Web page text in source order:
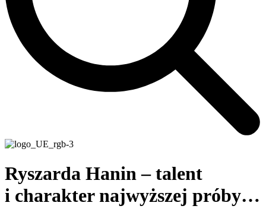
Ryszarda Hanin – talent
i charakter najwyższej próby…